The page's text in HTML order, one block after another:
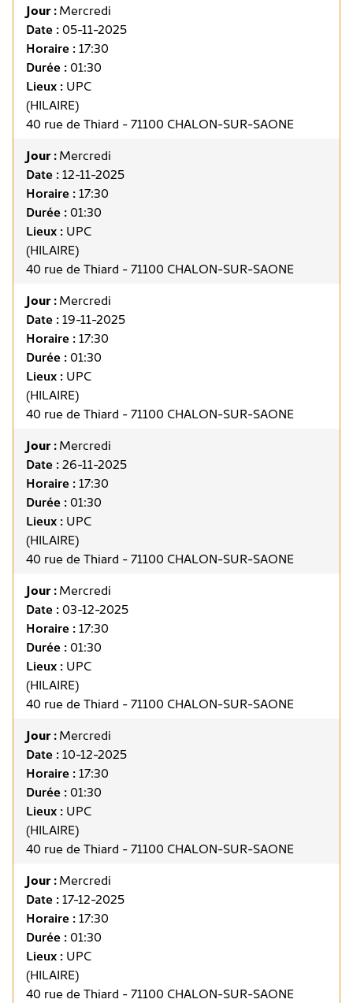
Jour :Mercredi
Date :05-11-2025
Horaire :17:30
Durée :01:30
Lieux : UPC
(HILAIRE)
40 rue de Thiard - 71100 CHALON-SUR-SAONE
Jour :Mercredi
Date :12-11-2025
Horaire :17:30
Durée :01:30
Lieux : UPC
(HILAIRE)
40 rue de Thiard - 71100 CHALON-SUR-SAONE
Jour :Mercredi
Date :19-11-2025
Horaire :17:30
Durée :01:30
Lieux : UPC
(HILAIRE)
40 rue de Thiard - 71100 CHALON-SUR-SAONE
Jour :Mercredi
Date :26-11-2025
Horaire :17:30
Durée :01:30
Lieux : UPC
(HILAIRE)
40 rue de Thiard - 71100 CHALON-SUR-SAONE
Jour :Mercredi
Date :03-12-2025
Horaire :17:30
Durée :01:30
Lieux : UPC
(HILAIRE)
40 rue de Thiard - 71100 CHALON-SUR-SAONE
Jour :Mercredi
Date :10-12-2025
Horaire :17:30
Durée :01:30
Lieux : UPC
(HILAIRE)
40 rue de Thiard - 71100 CHALON-SUR-SAONE
Jour :Mercredi
Date :17-12-2025
Horaire :17:30
Durée :01:30
Lieux : UPC
(HILAIRE)
40 rue de Thiard - 71100 CHALON-SUR-SAONE